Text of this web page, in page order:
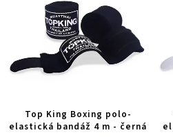
Top King Boxing polo-
elastická bandáž 4 m - černá